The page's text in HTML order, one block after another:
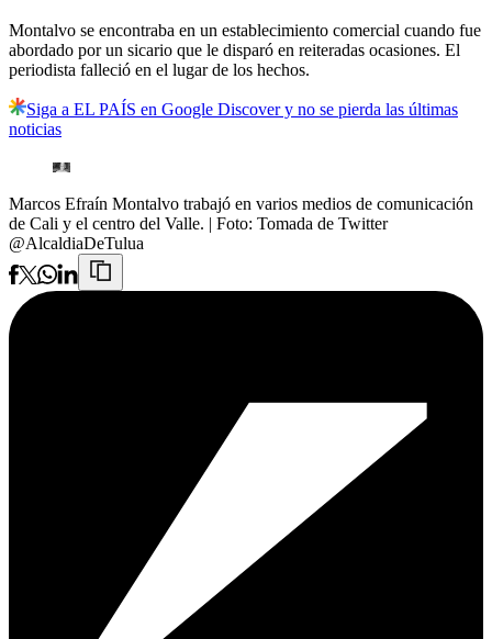
Montalvo se encontraba en un establecimiento comercial cuando fue
abordado por un sicario que le disparó en reiteradas ocasiones. El
periodista falleció en el lugar de los hechos.
Siga a EL PAÍS en Google Discover y no se pierda las últimas
noticias
Marcos Efraín Montalvo trabajó en varios medios de comunicación
de Cali y el centro del Valle. | Foto: Tomada de Twitter
@AlcaldiaDeTulua